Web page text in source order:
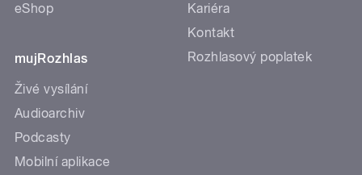
eShop
mujRozhlas
Živé vysílání
Audioarchiv
Podcasty
Mobilní aplikace
Kariéra
Kontakt
Rozhlasový poplatek